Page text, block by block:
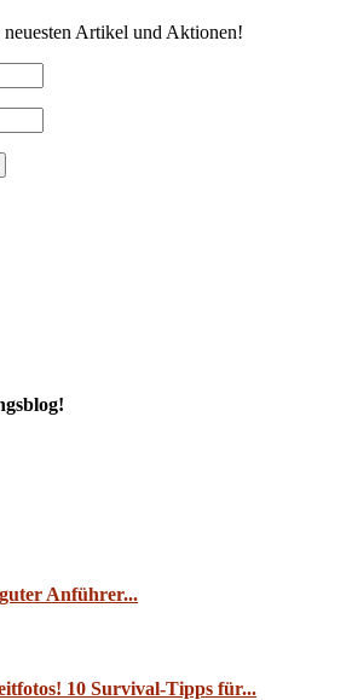
neuesten Artikel und Aktionen!
Anführer...
10 Survival-Tipps für...